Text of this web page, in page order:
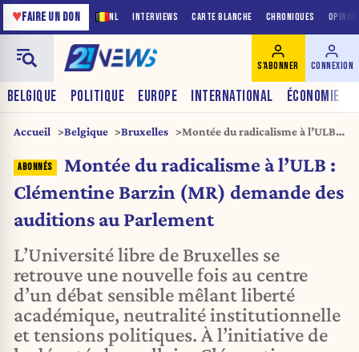
NL INTERVIEWS CARTE BLANCHE CHRONIQUES
♥FAIRE UN DON
BELGIQUE POLITIQUE EUROPE INTERNATIONAL ÉCONOMIE
S'ABONNER CONNEXION
Accueil Belgique Bruxelles
Montée du radicalisme à l’ULB :
demande des auditions au
Parlement
Montée du radicalisme à l’ULB :
Clémentine Barzin (MR) demande des
auditions au Parlement
L’Université libre de Bruxelles se
retrouve une nouvelle fois au centre
d’un débat sensible mêlant liberté
académique, neutralité institutionnelle
et tensions politiques. À l’initiative de